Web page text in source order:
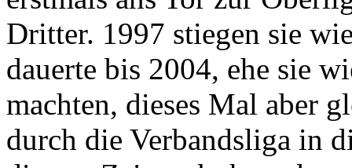
Dritter. 1997 stiegen sie
dauerte bis 2004, ehe sie
machten, dieses Mal aber
durch die Verbandsliga in